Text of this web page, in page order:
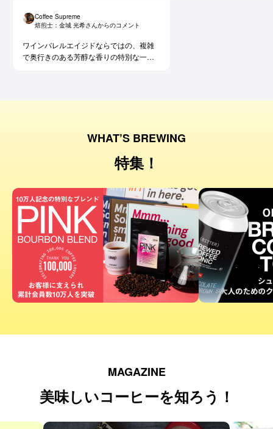
Coffee Supreme
焙煎士： 金城 光希さんからのコメント
ワインバレルエイジドならではの、複雑
で奥行きのある芳醇な香りの特別な一杯
WHAT’S BREWING
特集！
MAGAZINE
美味しいコーヒーを知ろう！